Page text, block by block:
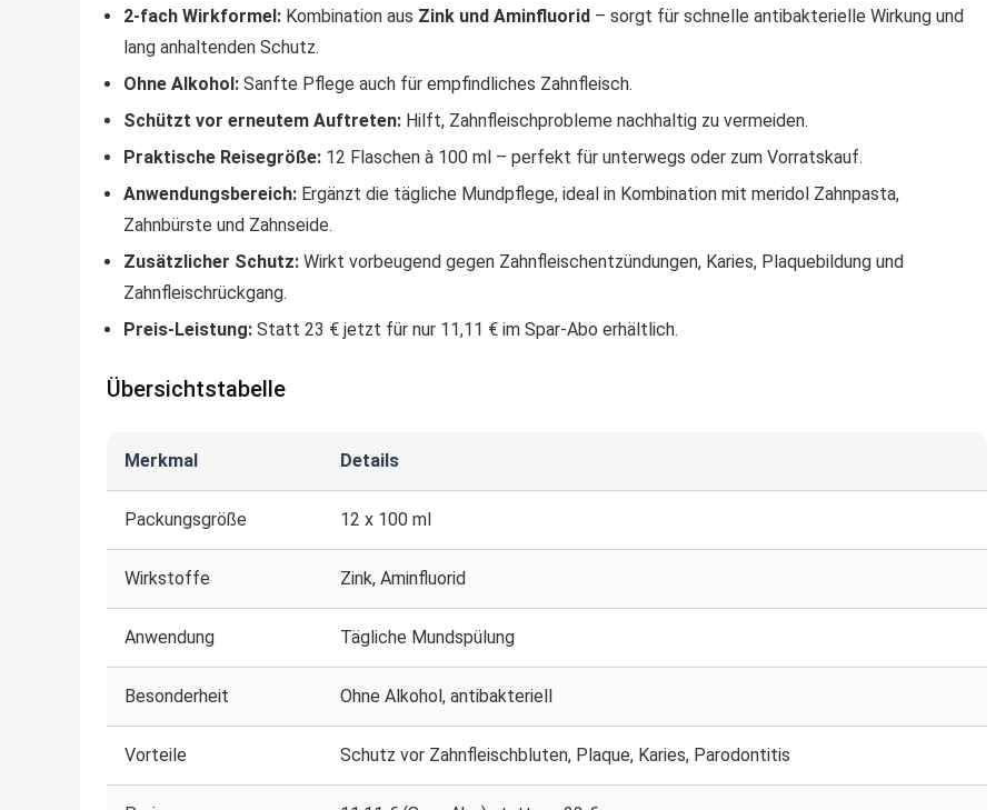
2-fach Wirkformel: Kombination aus Zink und Aminfluorid – sorgt für schnelle antibakterielle Wirkung und
lang anhaltenden Schutz.
Ohne Alkohol: Sanfte Pflege auch für empfindliches Zahnfleisch.
Schützt vor erneutem Auftreten: Hilft, Zahnfleischprobleme nachhaltig zu vermeiden.
Praktische Reisegröße: 12 Flaschen à 100 ml – perfekt für unterwegs oder zum Vorratskauf.
Anwendungsbereich: Ergänzt die tägliche Mundpflege, ideal in Kombination mit meridol Zahnpasta,
Zahnbürste und Zahnseide.
Zusätzlicher Schutz: Wirkt vorbeugend gegen Zahnfleischentzündungen, Karies, Plaquebildung und
Zahnfleischrückgang.
Preis-Leistung: Statt 23 € jetzt für nur 11,11 € im Spar-Abo erhältlich.
Übersichtstabelle
Merkmal Details
Packungsgröße 12 x 100 ml
Wirkstoffe Zink, Aminfluorid
Anwendung Tägliche Mundspülung
Besonderheit Ohne Alkohol, antibakteriell
Vorteile Schutz vor Zahnfleischbluten, Plaque, Karies, Parodontitis